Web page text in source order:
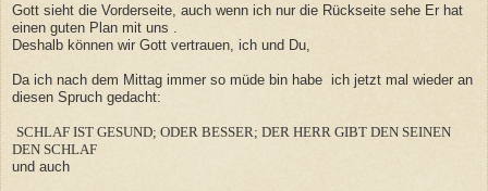
Gott sieht die Vorderseite, auch wenn ich nur die Rückseite sehe Er hat
einen guten Plan mit uns .
Deshalb können wir Gott vertrauen, ich und Du,
Da ich nach dem Mittag immer so müde bin habe ich jetzt mal wieder an
diesen Spruch gedacht:
SCHLAF IST GESUND; ODER BESSER; DER HERR GIBT DEN SEINEN
DEN SCHLAF
und auch